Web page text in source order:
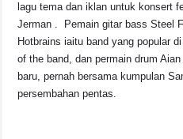
lagu tema dan iklan untuk konsert
Jerman . Pemain gitar bass Steel
Hotbrains iaitu band yang popular
of the band, dan permain drum
baru, pernah bersama kumpulan
persembahan pentas.